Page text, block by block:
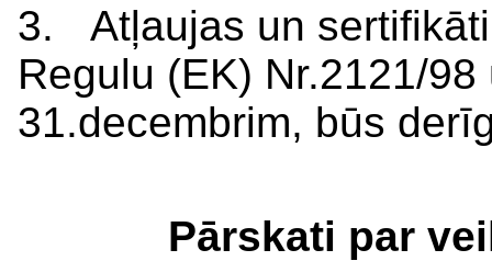
3. Atļaujas un
Regulu (EK) Nr.2121/
31.decembrim, būs
Pārskati par